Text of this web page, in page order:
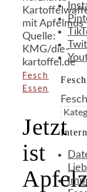
Fesch
Essen
Jetzt
ist